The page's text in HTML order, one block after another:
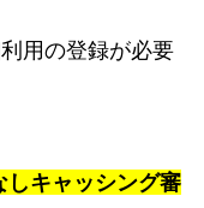
用の登録が必要
しキャッシング審